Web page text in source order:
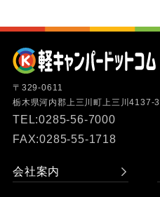
〒329-0611
栃木県河内郡上三川町上三川4137-3
TEL:0285-56-7000
FAX:0285-55-1718
会社案内